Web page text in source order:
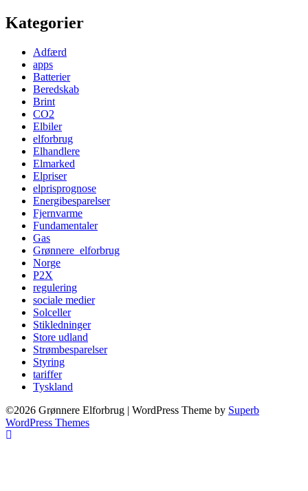
Kategorier
Adfærd
apps
Batterier
Beredskab
Brint
CO2
Elbiler
elforbrug
Elhandlere
Elmarked
Elpriser
elprisprognose
Energibesparelser
Fjernvarme
Fundamentaler
Gas
Grønnere_elforbrug
Norge
P2X
regulering
sociale medier
Solceller
Stikledninger
Store udland
Strømbesparelser
Styring
tariffer
Tyskland
©2026 Grønnere Elforbrug | WordPress Theme by Superb
WordPress Themes